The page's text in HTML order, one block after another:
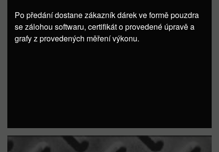
Po předání dostane zákazník dárek ve formě pouzdra
se zálohou softwaru, certifikát o provedené úpravě a
grafy z provedených měření výkonu.